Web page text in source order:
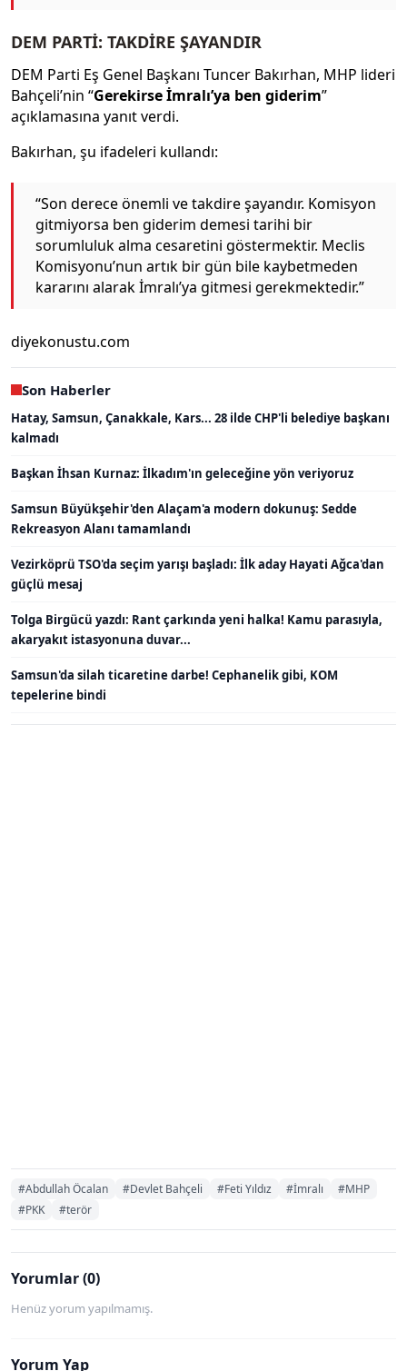
DEM PARTİ: TAKDİRE ŞAYANDIR
DEM Parti Eş Genel Başkanı Tuncer Bakırhan, MHP lideri
Bahçeli’nin “Gerekirse İmralı’ya ben giderim”
açıklamasına yanıt verdi.
Bakırhan, şu ifadeleri kullandı:
“Son derece önemli ve takdire şayandır. Komisyon
gitmiyorsa ben giderim demesi tarihi bir
sorumluluk alma cesaretini göstermektir. Meclis
Komisyonu’nun artık bir gün bile kaybetmeden
kararını alarak İmralı’ya gitmesi gerekmektedir.”
diyekonustu.com
Son Haberler
Hatay, Samsun, Çanakkale, Kars... 28 ilde CHP'li belediye başkanı
kalmadı
Başkan İhsan Kurnaz: İlkadım'ın geleceğine yön veriyoruz
Samsun Büyükşehir'den Alaçam'a modern dokunuş: Sedde
Rekreasyon Alanı tamamlandı
Vezirköprü TSO'da seçim yarışı başladı: İlk aday Hayati Ağca'dan
güçlü mesaj
Tolga Birgücü yazdı: Rant çarkında yeni halka! Kamu parasıyla,
akaryakıt istasyonuna duvar...
Samsun'da silah ticaretine darbe! Cephanelik gibi, KOM
tepelerine bindi
#Abdullah Öcalan #Devlet Bahçeli #Feti Yıldız #İmralı
#MHP
#PKK
#terör
Yorumlar (0)
Henüz yorum yapılmamış.
Yorum Yap